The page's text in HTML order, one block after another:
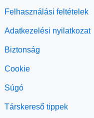
Felhasználási feltételek
Adatkezelési nyilatkozat
Biztonság
Cookie
Súgó
Társkereső tippek